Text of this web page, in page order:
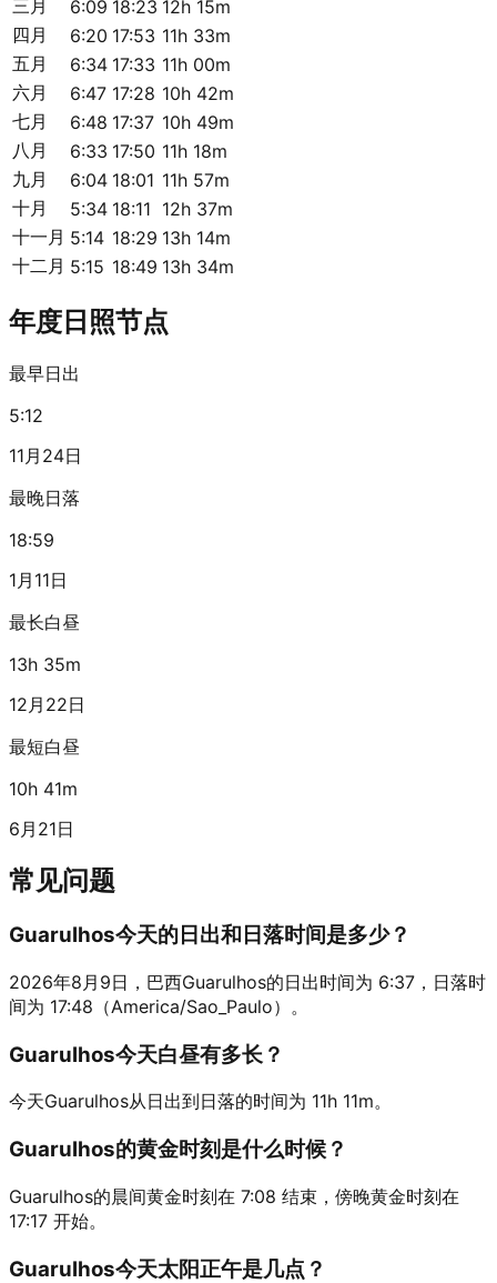
三月 6:09 18:23 12h 15m
四月
6:20 17:53 11h 33m
五月
6:34 17:33 11h 00m
六月
6:47 17:28 10h 42m
七月
6:48 17:37 10h 49m
八月
6:33 17:50 11h 18m
九月
6:04 18:01 11h 57m
十月
5:34 18:11 12h 37m
十一月 5:14 18:29 13h 14m
十二月 5:15 18:49 13h 34m
年度日照节点
最早日出
5:12
11月24日
最晚日落
18:59
1月11日
最长白昼
13h 35m
12月22日
最短白昼
10h 41m
6月21日
常见问题
Guarulhos今天的日出和日落时间是多少？
2026年8月9日，巴西Guarulhos的日出时间为 6:37，日落时
间为 17:48（America/Sao_Paulo）。
Guarulhos今天白昼有多长？
今天Guarulhos从日出到日落的时间为 11h 11m。
Guarulhos的黄金时刻是什么时候？
Guarulhos的晨间黄金时刻在 7:08 结束，傍晚黄金时刻在
17:17 开始。
Guarulhos今天太阳正午是几点？